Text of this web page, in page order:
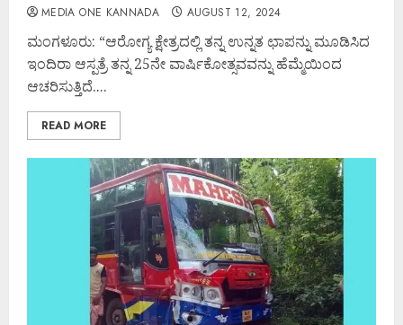
MEDIA ONE KANNADA AUGUST 12, 2024
ಮಂಗಳೂರು: “ಆರೋಗ್ಯ ಕ್ಷೇತ್ರದಲ್ಲಿ ತನ್ನ ಉನ್ನತ ಛಾಪನ್ನು ಮೂಡಿಸಿದ
ಇಂದಿರಾ ಆಸ್ಪತ್ರೆ ತನ್ನ 25ನೇ ವಾರ್ಷಿಕೋತ್ಸವವನ್ನು ಹೆಮ್ಮೆಯಿಂದ
ಆಚರಿಸುತ್ತಿದೆ....
READ MORE